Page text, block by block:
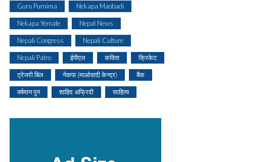
Guru Purnima Nekapa Maobadi
Nekapa Yemale Nepal News
Nepali Congress Nepali Culture
Nepali Patro ईपीएल कविता क्रिकेट
ट्रेजरी बिल नेकपा (माओवादी केन्द्र) बैंक
वर्षमान पुन शाहिद अफ्रिदी साहित्य